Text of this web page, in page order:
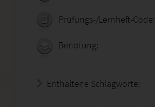
Prüfungs-/Lernheft-Code:
Benotung:
Enthaltene Schlagworte: